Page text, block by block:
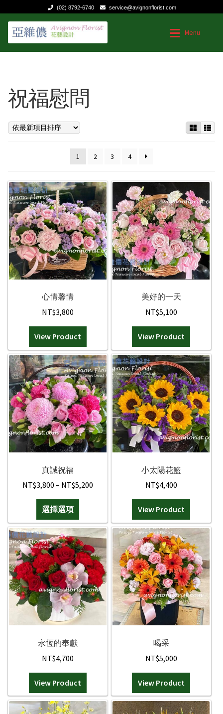
(02) 8792-6740 service@avignonflorist.com
跳
至
導
跳
至
主
容
Menu
用途和節日
商業花禮
特殊節日
其他花禮
男生的禮物
弔唁花禮
花的類型
精緻花束
桌花/盆花/瓶花
蘭花盆栽
永生花/乾燥花
綠色盆栽
客製化訂購
聯絡我們
用途和節日
商業花禮
特殊節日
其他花禮
男生的禮物
弔唁花禮
花的類型
聯絡我們
祝福慰問
1 2 3 4
心情馨情
NT$3,800
View Product
美好的一天
NT$5,100
View Product
真誠祝福
NT$3,800 – NT$5,200Price
through
NT$5,200
選擇選項
產
品
有
多
種
款
式。
可
在
選
擇
選
小太陽花籃
NT$4,400
View Product
永恆的奉獻
NT$4,700
View Product
喝采
NT$5,000
View Product